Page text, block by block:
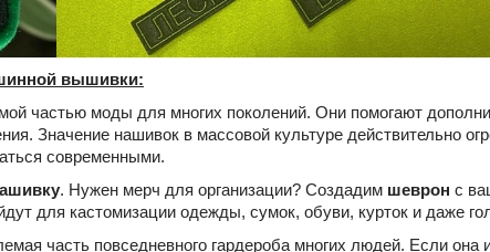
вышивки:
частью моды для многих поколений. Они помогают
Значение нашивок в массовой культуре действительно
современными.
. Нужен мерч для организации? Создадим шеврон с
для кастомизации одежды, сумок, обуви, курток и даже
часть повседневного гардероба многих людей. Если она